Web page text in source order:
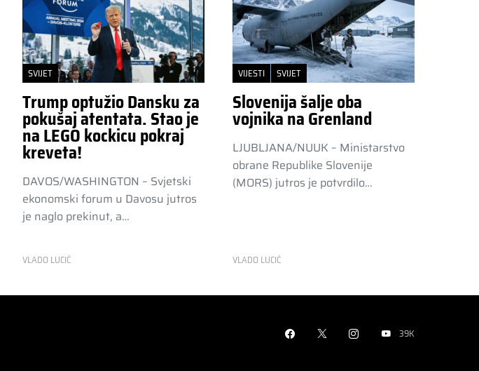
SVIJET
Trump optužio Dansku za
pokušaj atentata. Stao je
na LEGO kockicu pokraj
kreveta!
DAVOS/WASHINGTON – Svjetski
ekonomski forum u Davosu jutros
je naglo prekinut, a…
VLADO LUCIĆ
VIJESTI SVIJET
Slovenija šalje oba
vojnika na Grenland
LJUBLJANA/NUUK – Ministarstvo
obrane Republike Slovenije
(MORS) jutros je potvrdilo…
VLADO LUCIĆ
39K